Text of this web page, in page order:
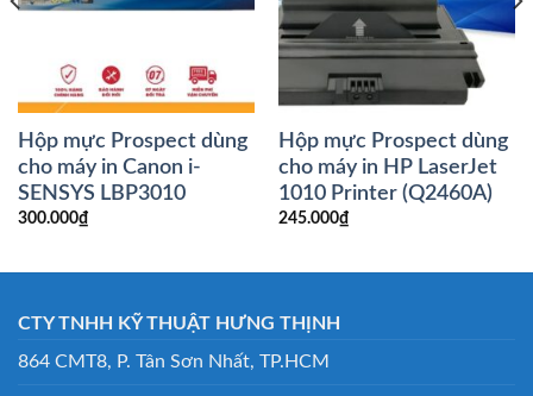
Hộp mực Prospect dùng
cho máy in Canon i-
SENSYS LBP3010
300.000₫
Hộp mực Prospect dùng
cho máy in HP LaserJet
1010 Printer (Q2460A)
245.000₫
CTY TNHH KỸ THUẬT HƯNG THỊNH
864 CMT8, P. Tân Sơn Nhất, TP.HCM